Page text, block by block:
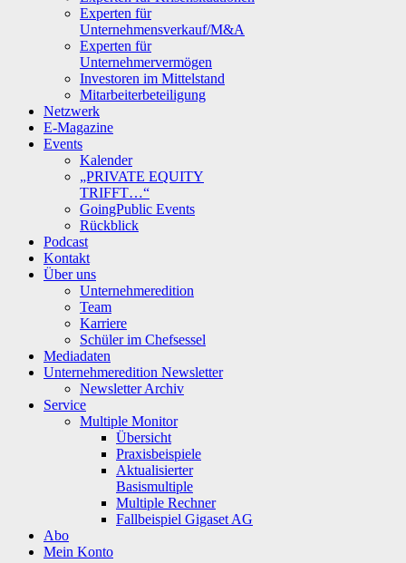
Experten für
Unternehmensverkauf/M&A
Experten für
Unternehmervermögen
Investoren im Mittelstand
Mitarbeiterbeteiligung
Netzwerk
E-Magazine
Events
Kalender
„PRIVATE EQUITY
TRIFFT…“
GoingPublic Events
Rückblick
Podcast
Kontakt
Über uns
Unternehmeredition
Team
Karriere
Schüler im Chefsessel
Mediadaten
Unternehmeredition Newsletter
Newsletter Archiv
Service
Multiple Monitor
Übersicht
Praxisbeispiele
Aktualisierter
Basismultiple
Multiple Rechner
Fallbeispiel Gigaset AG
Abo
Mein Konto